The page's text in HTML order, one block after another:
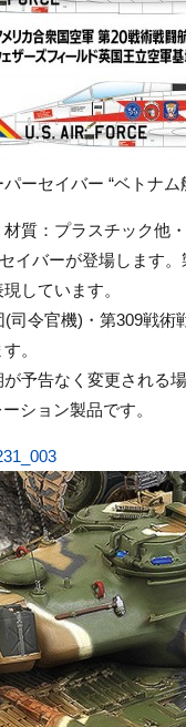
ーセイバー “ベトナ
質：プラスチック他
イバーが登場します
しています。
司令官機)・第309戦
。
予告なく変更される
ション製品です。